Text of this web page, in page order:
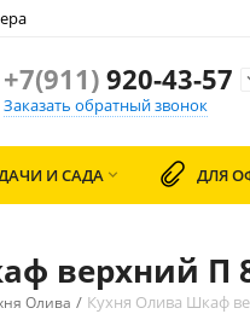
+7(911)920-43-57
Заказать обратный звонок
И САДА  ДЛЯ
верхний П
Олива / Кухня Олива Шкаф